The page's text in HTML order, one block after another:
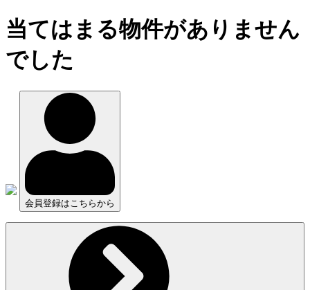
当てはまる物件がありません
でした
会員登録はこちらから